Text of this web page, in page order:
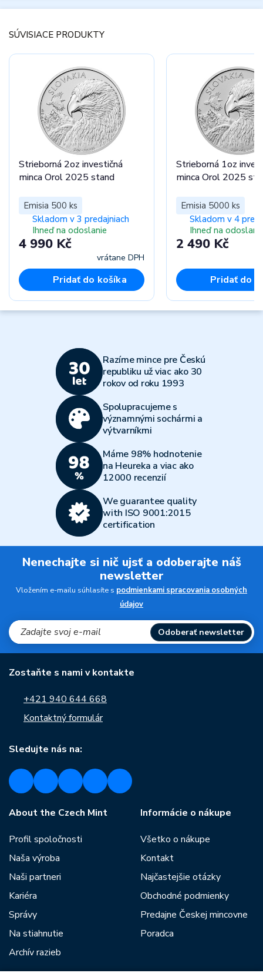
SÚVISIACE PRODUKTY
Strieborná 2oz investičná
minca Orol 2025 stand
Emisia 500 ks
Skladom v 3 predajniach
Ihneď na odoslanie
4 990 Kč
vrátane DPH
Pridať do košíka
Strieborná 1oz
minca Orol 2025
Emisia 5000 ks
Skladom v 4
Ihneď na
2 490 Kč
Pridať do
Razíme mince pre Českú
republiku už viac ako 30
rokov od roku 1993
Spolupracujeme s
významnými sochármi a
výtvarníkmi
Máme 98% hodnotenie
na Heureka a viac ako
12000 recenzií
We guarantee quality
with ISO 9001:2015
certification
Nenechajte si nič ujsť a odoberajte náš
newsletter
Vložením e-mailu súhlasíte s podmienkami spracovania osobných
údajov
Odoberať newsletter
Zostaňte s nami v kontakte
+421 940 644 668
Kontaktný formulár
Sledujte nás na:
About the Czech Mint
Profil spoločnosti
Naša výroba
Naši partneri
Kariéra
Správy
Na stiahnutie
Archív razieb
Informácie o nákupe
Všetko o nákupe
Kontakt
Najčastejšie otázky
Obchodné podmienky
Predajne Českej mincovne
Poradca